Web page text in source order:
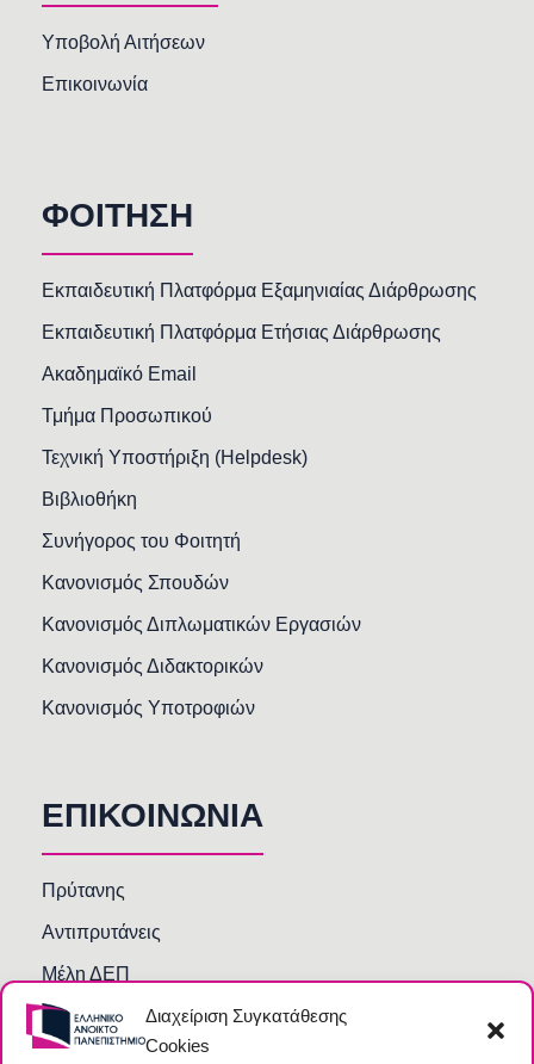
Διαχείριση Συγκατάθεσης
Cookies
Υποβολή Αιτήσεων
Επικοινωνία
ΦΟΙΤΗΣΗ
Εκπαιδευτική Πλατφόρμα Εξαμηνιαίας Διάρθρωσης
Εκπαιδευτική Πλατφόρμα Ετήσιας Διάρθρωσης
Ακαδημαϊκό Email
Τμήμα Προσωπικού
Τεχνική Υποστήριξη (Helpdesk)
Βιβλιοθήκη
Συνήγορος του Φοιτητή
Κανονισμός Σπουδών
Κανονισμός Διπλωματικών Εργασιών
Κανονισμός Διδακτορικών
Κανονισμός Υποτροφιών
ΕΠΙΚΟΙΝΩΝΙΑ
Πρύτανης
Αντιπρυτάνεις
Μέλη ΔΕΠ
Τμήματα και Υπηρεσίες
Γραμματείες Κοσμητειών Σχολών